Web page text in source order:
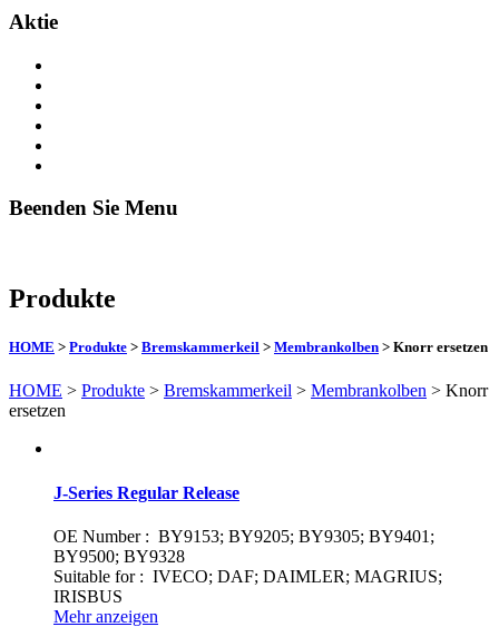
Aktie
Beenden Sie Menu
Produkte
HOME > Produkte > Bremskammerkeil > Membrankolben > Knorr ersetzen
HOME > Produkte > Bremskammerkeil > Membrankolben > Knorr
ersetzen
J-Series Regular Release
OE Number : BY9153; BY9205; BY9305; BY9401;
BY9500; BY9328
Suitable for : IVECO; DAF; DAIMLER; MAGRIUS;
IRISBUS
Mehr anzeigen